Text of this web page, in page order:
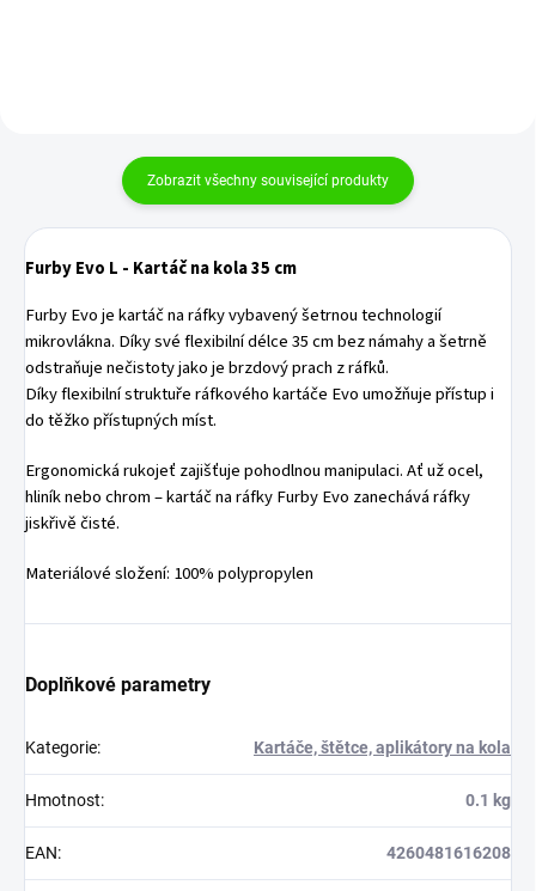
Zobrazit všechny související produkty
Furby Evo L - Kartáč na kola 35 cm
Furby Evo je kartáč na ráfky vybavený šetrnou technologií
mikrovlákna. Díky své flexibilní délce 35 cm bez námahy a šetrně
odstraňuje nečistoty jako je brzdový prach z ráfků.
Díky flexibilní struktuře ráfkového kartáče Evo umožňuje přístup i
do těžko přístupných míst.
Ergonomická rukojeť zajišťuje pohodlnou manipulaci. Ať už ocel,
hliník nebo chrom – kartáč na ráfky Furby Evo zanechává ráfky
jiskřivě čisté.
Materiálové složení: 100% polypropylen
Doplňkové parametry
Kategorie: Kartáče, štětce, aplikátory na kola
Hmotnost: 0.1 kg
EAN: 4260481616208